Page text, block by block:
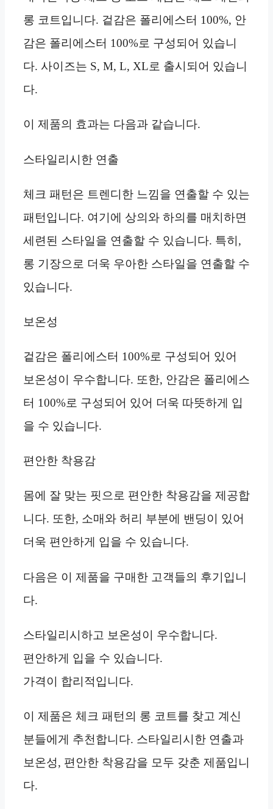
롱 코트입니다. 겉감은 폴리에스터 100%, 안
감은 폴리에스터 100%로 구성되어 있습니
다. 사이즈는 S, M, L, XL로 출시되어 있습니
다.
이 제품의 효과는 다음과 같습니다.
스타일리시한 연출
체크 패턴은 트렌디한 느낌을 연출할 수 있는
패턴입니다. 여기에 상의와 하의를 매치하면
세련된 스타일을 연출할 수 있습니다. 특히,
롱 기장으로 더욱 우아한 스타일을 연출할 수
있습니다.
보온성
겉감은 폴리에스터 100%로 구성되어 있어
보온성이 우수합니다. 또한, 안감은 폴리에스
터 100%로 구성되어 있어 더욱 따뜻하게 입
을 수 있습니다.
편안한 착용감
몸에 잘 맞는 핏으로 편안한 착용감을 제공합
니다. 또한, 소매와 허리 부분에 밴딩이 있어
더욱 편안하게 입을 수 있습니다.
다음은 이 제품을 구매한 고객들의 후기입니
다.
스타일리시하고 보온성이 우수합니다.
편안하게 입을 수 있습니다.
가격이 합리적입니다.
이 제품은 체크 패턴의 롱 코트를 찾고 계신
분들에게 추천합니다. 스타일리시한 연출과
보온성, 편안한 착용감을 모두 갖춘 제품입니
다.